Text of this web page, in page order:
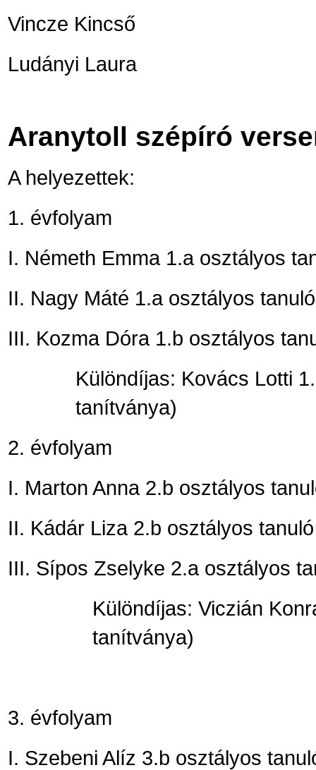
Vincze Kincső
Ludányi Laura
Aranytoll szépíró
A helyezettek:
1. évfolyam
I. Németh Emma 1.a osztályos
II. Nagy Máté 1.a osztályos
III. Kozma Dóra 1.b osztályos
Különdíjas: Kovács Lotti
tanítványa)
2. évfolyam
I. Marton Anna 2.b osztályos
II. Kádár Liza 2.b osztályos
III. Sípos Zselyke 2.a osztályos
Különdíjas: Viczián
tanítványa)
3. évfolyam
I. Szebeni Alíz 3.b osztályos